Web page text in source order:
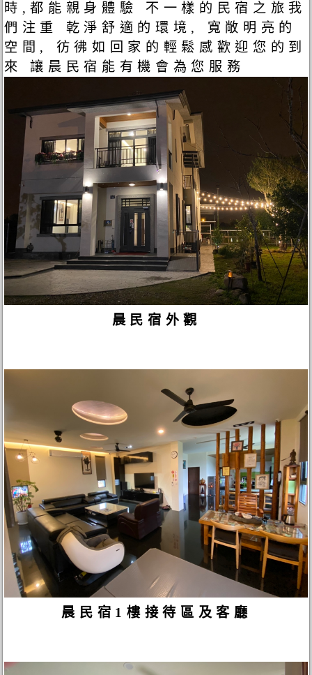
時,都能親身體驗 不一樣的民宿之旅我
們注重 乾淨舒適的環境, 寬敞明亮的
空間, 彷彿如回家的輕鬆感歡迎您的到
來 讓晨民宿能有機會為您服務
晨民宿外觀
晨民宿1樓接待區及客廳